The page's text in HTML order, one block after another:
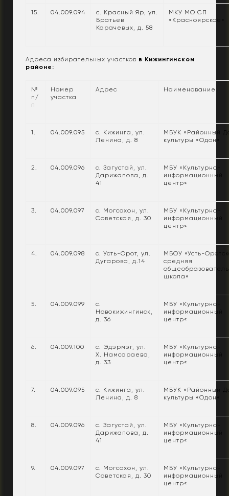
15. 04.009.094
с. Красный Яр, ул.
Братьев
Карачевых, д. 58
МКУ МО СП
«Красноярское»
Адреса избирательных участков в Кижингинском
районе:
№
п/
п
Номер
участка
Адрес Наименование
1. 04.009.095
с. Кижинга, ул.
Ленина, д. 8
МБУК «Районный
культуры «Одон«
2. 04.009.096
с. Загустай, ул.
Дарижапова, д.
41
МБУ «Культурно-
информационный
центр«
3. 04.009.097
с. Могсохон, ул.
Советская, д. 30
МБУ «Культурно-
информационный
центр«
4. 04.009.098
с. Усть-Орот, ул.
Дугарова, д.14
МБОУ «Усть-
средняя
школа«
5. 04.009.099
с.
Новокижингинск,
д. 36
МБУ «Культурно-
информационный
центр«
6. 04.009.100
с. Эдэрмэг, ул.
Х. Намсараева,
д. 33
МБУ «Культурно-
информационный
центр«
7. 04.009.095
с. Кижинга, ул.
Ленина, д. 8
МБУК «Районный
культуры «Одон«
8. 04.009.096
с. Загустай, ул.
Дарижапова, д.
41
МБУ «Культурно-
информационный
центр«
9. 04.009.097
с. Могсохон, ул.
Советская, д. 30
МБУ «Культурно-
информационный
центр«